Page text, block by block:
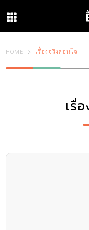
HOME เรื่องจริงสอนใจ
เรื่